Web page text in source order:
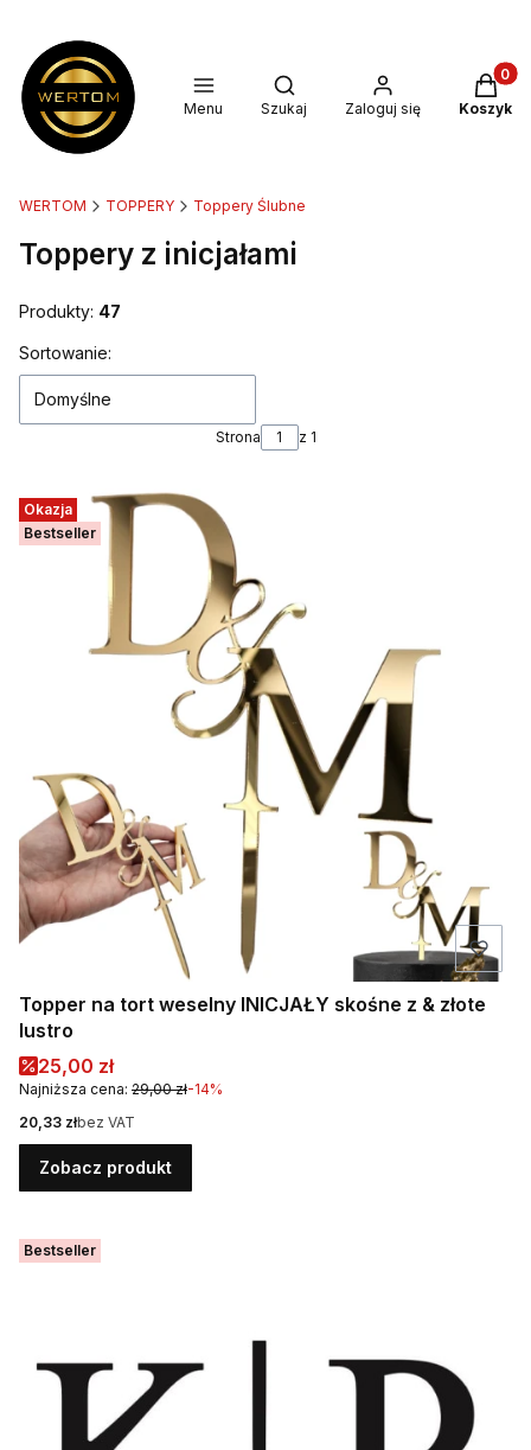
Menu
Otwórz wyszukiwarkę
Szukaj Zaloguj się Koszyk
WERTOM TOPPERY Toppery Ślubne
Toppery z inicjałami
Produkty: 47
Lista produktów
Sortowanie:
Domyślne
Strona z 1
Okazja
Bestseller
Topper na tort weselny INICJAŁY skośne z & złote
lustro
Cena promocyjna
25,00 zł
Najniższa cena: 29,00 zł-14%
Cena
20,33 złbez VAT
Zobacz produkt
Bestseller